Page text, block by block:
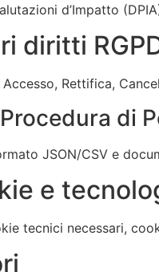
d’Impatto
diritti
Rettifica,
di
JSON/CSV e
e
tecnici necessari,